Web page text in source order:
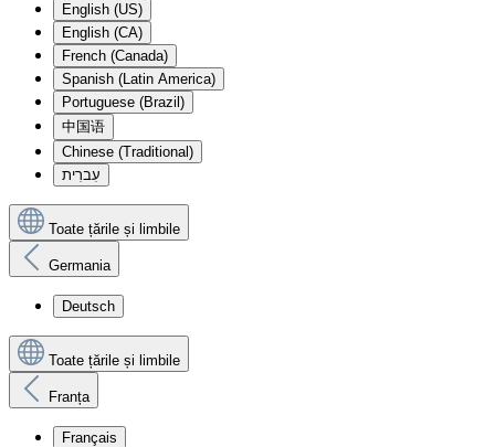
English (US)
English (CA)
French (Canada)
Spanish (Latin America)
Portuguese (Brazil)
中国语
Chinese (Traditional)
עִברִית
Toate țările și limbile
Germania
Deutsch
Toate țările și limbile
Franța
Français